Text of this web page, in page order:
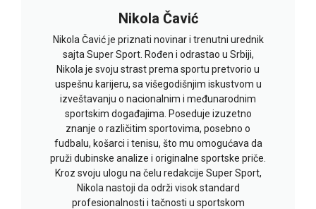
Nikola Čavić
Nikola Čavić je priznati novinar i trenutni urednik
sajta Super Sport. Rođen i odrastao u Srbiji,
Nikola je svoju strast prema sportu pretvorio u
uspešnu karijeru, sa višegodišnjim iskustvom u
izveštavanju o nacionalnim i međunarodnim
sportskim događajima. Poseduje izuzetno
znanje o različitim sportovima, posebno o
fudbalu, košarci i tenisu, što mu omogućava da
pruži dubinske analize i originalne sportske priče.
Kroz svoju ulogu na čelu redakcije Super Sport,
Nikola nastoji da održi visok standard
profesionalnosti i tačnosti u sportskom